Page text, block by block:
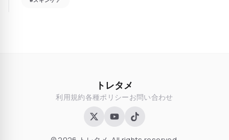
トレタメ
利用規約各種ポリシーお問い合わせ